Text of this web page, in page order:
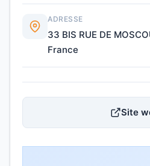
ADRESSE
33 BIS RUE DE
France
Site